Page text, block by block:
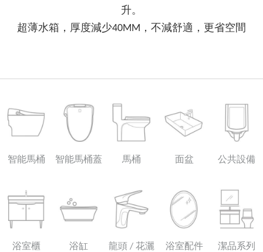
升。
超薄水箱，厚度減少40MM，不減舒適，更省空間
智能馬桶 智能馬桶蓋 馬桶 面盆 公共設備
浴室櫃 浴缸 龍頭 / 花灑 浴室配件 潔品系列